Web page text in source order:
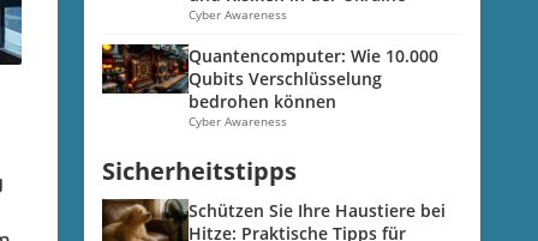
Cyber Awareness
Quantencomputer: Wie 10.000
Qubits Verschlüsselung
bedrohen können
Cyber Awareness
Sicherheitstipps
Schützen Sie Ihre Haustiere bei
Hitze: Praktische Tipps für